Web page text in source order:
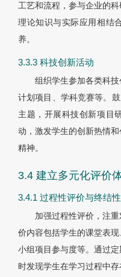
工艺和流程，参与企业的
理论知识与实际应用相结
养。
3.3.3 科技创新活动
组织学生参加各类科
计划项目、学科竞赛等。
主题，开展科技创新项目
动，激发学生的创新热情
精神。
3.4 建立多元化评价
3.4.1 过程性评价与终结
加强过程性评价，注
价内容包括学生的课堂表现
小组项目参与度等。通过
时发现学生在学习过程中